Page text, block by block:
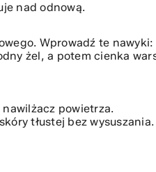
nad odnową.
Wprowadź te nawyki:
żel, a potem cienka
powietrza.
tłustej bez wysuszania